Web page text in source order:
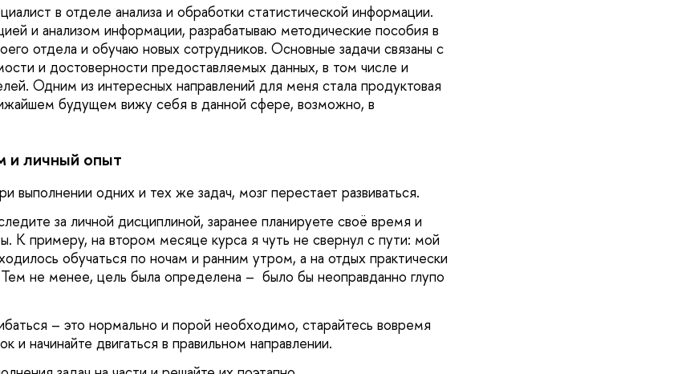
в отделе анализа и обработки статистической информации.
и анализом информации, разрабатываю методические пособия в
отдела и обучаю новых сотрудников. Основные задачи связаны с
и достоверности предоставляемых данных, в том числе и
Одним из интересных направлений для меня стала продуктовая
будущем вижу себя в данной сфере, возможно, в
и личный опыт
выполнении одних и тех же задач, мозг перестает развиваться.
за личной дисциплиной, заранее планируете своё время и
К примеру, на втором месяце курса я чуть не свернул с пути: мой
обучаться по ночам и ранним утром, а на отдых практически
не менее, цель была определена – было бы неоправданно глупо
– это нормально и порой необходимо, старайтесь вовремя
и начинайте двигаться в правильном направлении.